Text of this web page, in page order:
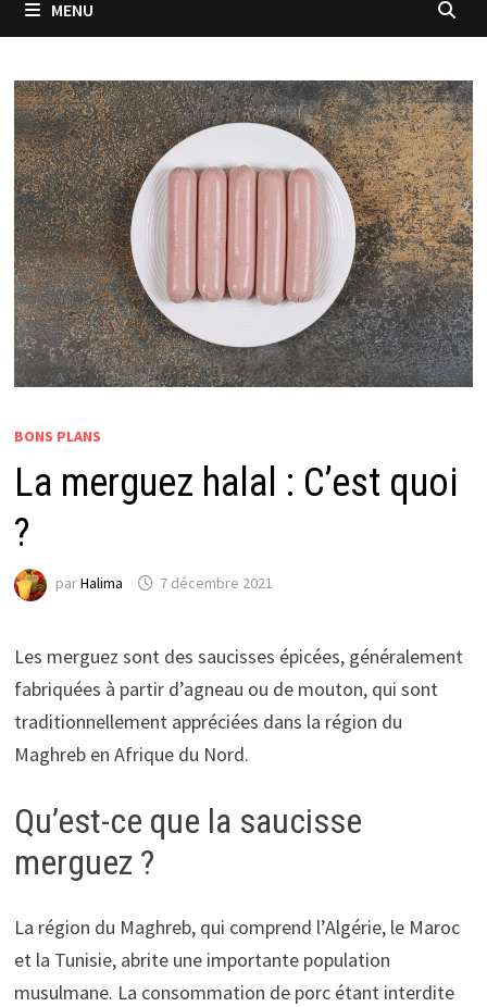
MENU
BONS PLANS
La merguez halal : C’est quoi
?
parHalima 7 décembre 2021
Les merguez sont des saucisses épicées, généralement
fabriquées à partir d’agneau ou de mouton, qui sont
traditionnellement appréciées dans la région du
Maghreb en Afrique du Nord.
Qu’est-ce que la saucisse
merguez ?
La région du Maghreb, qui comprend l’Algérie, le Maroc
et la Tunisie, abrite une importante population
musulmane. La consommation de porc étant interdite